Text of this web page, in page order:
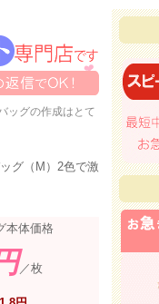
ッグの作成はとて
グ（M）2色で激
本体価格
／枚